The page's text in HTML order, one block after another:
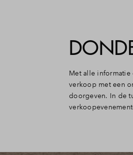
Met alle
verkoop met een
doorgeven. In de